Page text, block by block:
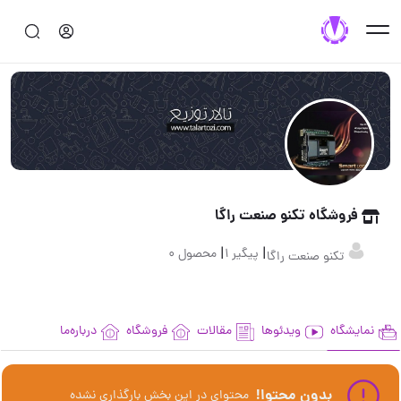
فروشگاه تکنو صنعت راگا
تکنو صنعت راگا| پیگیر 1 | محصول 0
نمایشگاه ویدئوها مقالات فروشگاه درباره‌ما
بدون محتوا! محتوای در این بخش بارگذاری نشده